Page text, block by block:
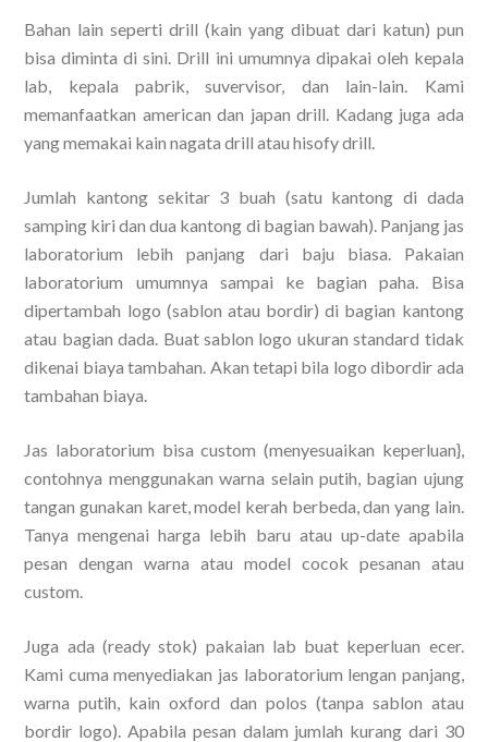
Bahan lain seperti drill (kain yang dibuat dari katun) pun
bisa diminta di sini. Drill ini umumnya dipakai oleh kepala
lab, kepala pabrik, suvervisor, dan lain-lain. Kami
memanfaatkan american dan japan drill. Kadang juga ada
yang memakai kain nagata drill atau hisofy drill.
Jumlah kantong sekitar 3 buah (satu kantong di dada
samping kiri dan dua kantong di bagian bawah). Panjang jas
laboratorium lebih panjang dari baju biasa. Pakaian
laboratorium umumnya sampai ke bagian paha. Bisa
dipertambah logo (sablon atau bordir) di bagian kantong
atau bagian dada. Buat sablon logo ukuran standard tidak
dikenai biaya tambahan. Akan tetapi bila logo dibordir ada
tambahan biaya.
Jas laboratorium bisa custom (menyesuaikan keperluan},
contohnya menggunakan warna selain putih, bagian ujung
tangan gunakan karet, model kerah berbeda, dan yang lain.
Tanya mengenai harga lebih baru atau up-date apabila
pesan dengan warna atau model cocok pesanan atau
custom.
Juga ada (ready stok) pakaian lab buat keperluan ecer.
Kami cuma menyediakan jas laboratorium lengan panjang,
warna putih, kain oxford dan polos (tanpa sablon atau
bordir logo). Apabila pesan dalam jumlah kurang dari 30